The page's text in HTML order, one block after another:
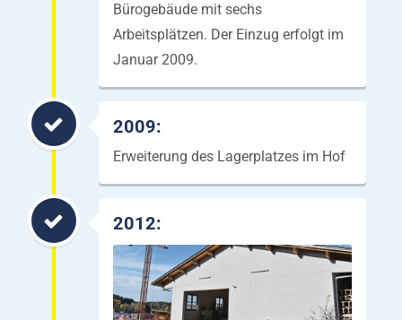
Bürogebäude mit sechs
Arbeitsplätzen. Der Einzug erfolgt im
Januar 2009.
2009:
Erweiterung des Lagerplatzes im Hof
2012: